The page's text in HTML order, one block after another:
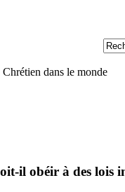
Chrétien dans le monde
il obéir à des lois